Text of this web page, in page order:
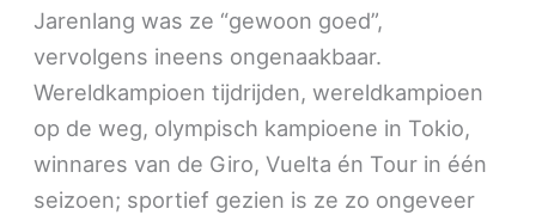
Jarenlang was ze “gewoon goed”,
vervolgens ineens ongenaakbaar.
Wereldkampioen tijdrijden, wereldkampioen
op de weg, olympisch kampioene in Tokio,
winnares van de Giro, Vuelta én Tour in één
seizoen; sportief gezien is ze zo ongeveer